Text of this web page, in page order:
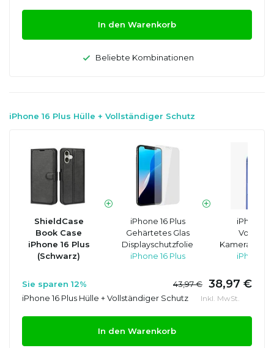
In den Warenkorb
Beliebte Kombinationen
iPhone 16 Plus Hülle + Vollständiger Schutz
ShieldCase
Book Case
iPhone 16 Plus
(Schwarz)
iPhone 16 Plus
Gehärtetes Glas
Displayschutzfolie
iPhone 16 Plus
iPhone
iPhone
Sie sparen 12% 43,97 € 38,97 €
iPhone 16 Plus Hülle + Vollständiger Schutz Inkl. MwSt.
In den Warenkorb